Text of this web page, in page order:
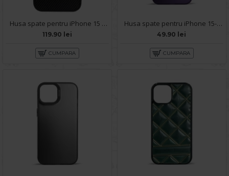
Husa spate pentru iPhone 15 Motor X Case - Negru
119.90 lei
CUMPARA
Husa spate pentru iPhone 15- Glace case Mov
49.90 lei
CUMPARA